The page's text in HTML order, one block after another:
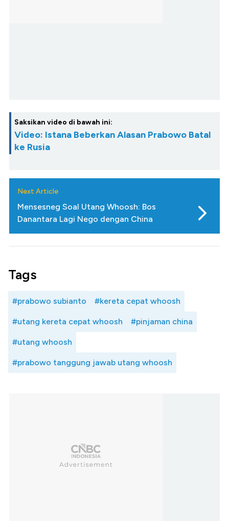
Saksikan video di bawah ini:
Video: Istana Beberkan Alasan Prabowo Batal
ke Rusia
Next Article
Mensesneg Soal Utang Whoosh: Bos
Danantara Lagi Nego dengan China
Tags
#prabowo subianto #kereta cepat whoosh
#utang kereta cepat whoosh #pinjaman china
#utang whoosh
#prabowo tanggung jawab utang whoosh